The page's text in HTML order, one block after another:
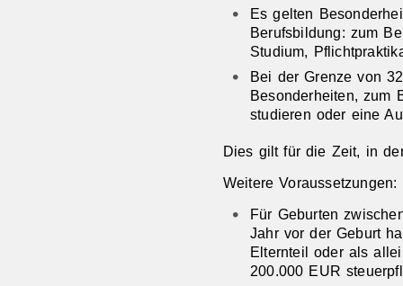
Es gelten
Berufsbildung: zum
Studium,
Bei der Grenze von
Besonderheiten, zum
studieren oder eine
Dies gilt für die Zeit, in
Weitere Voraussetzungen:
Für Geburten
Jahr vor der Geburt
Elternteil oder als
200.000 EUR